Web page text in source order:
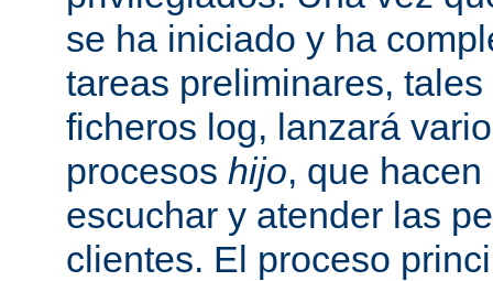
se ha iniciado y ha
tareas preliminares,
ficheros log, lanzará
procesos hijo, que
escuchar y atender las
clientes. El proceso